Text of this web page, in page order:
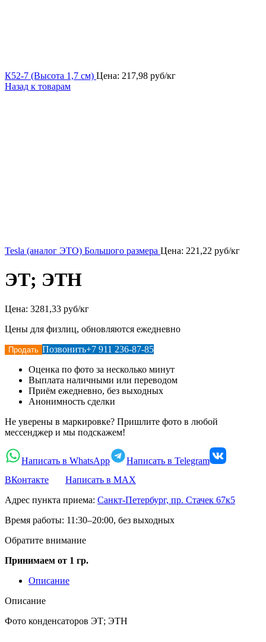
К52-7 (Высота 1,7 см) Цена: 217,98 руб/кг
Назад к товарам
Tesla (аналог ЭТО) Большого размера Цена: 221,22 руб/кг
ЭТ; ЭТН
Цена: 3281,33 руб/кг
Цены для физлиц, обновляются ежедневно
Продать Позвонить+7 911 236-87-85
Оценка по фото за несколько минут
Выплата наличными или переводом
Приём ежедневно, без выходных
Анонимность сделки
Не уверены в маркировке? Пришлите фото в любой
мессенджер и мы подскажем!
Написать в WhatsApp
Написать в Telegram
ВКонтакте
Написать в MAX
Адрес пункта приема: Санкт-Петербург, пр. Стачек 67к5
Время работы: 11:30–20:00, без выходных
Обратите внимание
Принимаем от 1 гр.
Описание
Описание
Фото конденсаторов ЭТ; ЭТН